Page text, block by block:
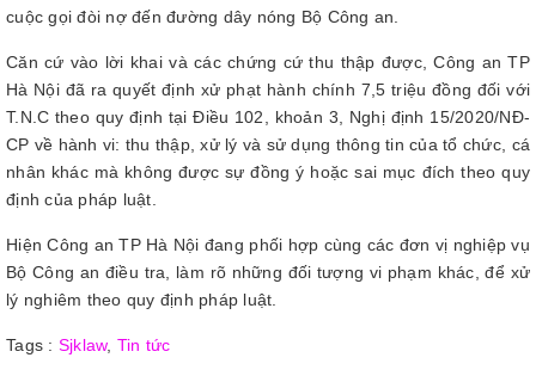
cuộc gọi đòi nợ đến đường dây nóng Bộ Công an.
Căn cứ vào lời khai và các chứng cứ thu thập được, Công an TP
Hà Nội đã ra quyết định xử phạt hành chính 7,5 triệu đồng đối với
T.N.C theo quy định tại Điều 102, khoản 3, Nghị định 15/2020/NĐ-
CP về hành vi: thu thập, xử lý và sử dụng thông tin của tổ chức, cá
nhân khác mà không được sự đồng ý hoặc sai mục đích theo quy
định của pháp luật.
Hiện Công an TP Hà Nội đang phối hợp cùng các đơn vị nghiệp vụ
Bộ Công an điều tra, làm rõ những đối tượng vi phạm khác, để xử
lý nghiêm theo quy định pháp luật.
Tags : Sjklaw, Tin tức